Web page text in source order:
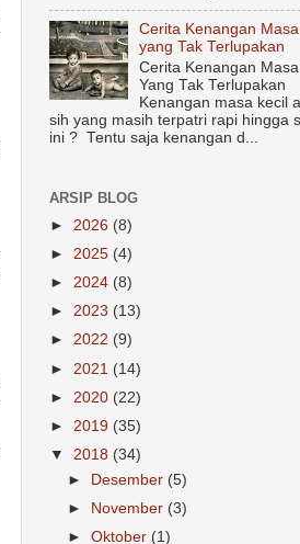
Cerita Kenangan Masa
yang Tak Terlupakan
Cerita Kenangan
Yang Tak Terlupakan
Kenangan masa kecil
sih yang masih terpatri rapi hingga
ini ? Tentu saja kenangan d...
ARSIP BLOG
► 2026 (8)
► 2025 (4)
► 2024 (8)
► 2023 (13)
► 2022 (9)
► 2021 (14)
► 2020 (22)
► 2019 (35)
▼ 2018 (34)
► Desember (5)
►
November (3)
►Oktober (1)